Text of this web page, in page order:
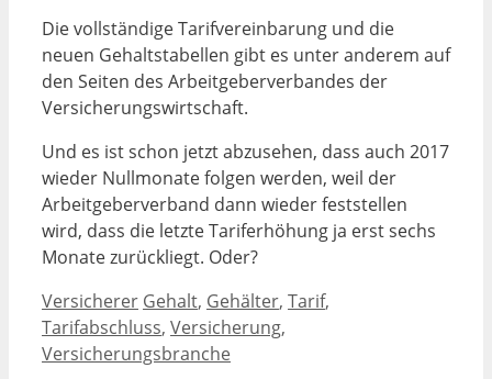
Die vollständige Tarifvereinbarung und die
neuen Gehaltstabellen gibt es unter anderem auf
den Seiten des Arbeitgeberverbandes der
Versicherungswirtschaft.
Und es ist schon jetzt abzusehen, dass auch 2017
wieder Nullmonate folgen werden, weil der
Arbeitgeberverband dann wieder feststellen
wird, dass die letzte Tariferhöhung ja erst sechs
Monate zurückliegt. Oder?
Kategorien
Versicherer Schlagwörter
Gehalt, Gehälter, Tarif,
Tarifabschluss, Versicherung,
Versicherungsbranche